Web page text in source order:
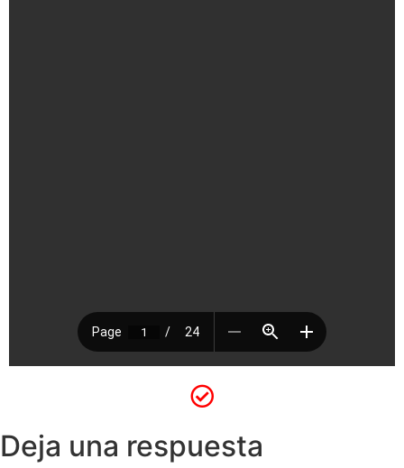
Deja una respuesta